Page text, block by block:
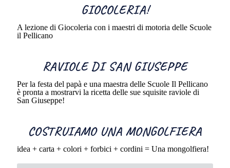
GIOCOLERIA!
A lezione di Giocoleria con i maestri di motoria delle Scuole
il Pellicano
RAVIOLE DI SAN GIUSEPPE
Per la festa del papà e una maestra delle Scuole Il Pellicano
è pronta a mostrarvi la ricetta delle sue squisite raviole di
San Giuseppe!
COSTRUIAMO UNA MONGOLFIERA
idea + carta + colori + forbici + cordini = Una mongolfiera!